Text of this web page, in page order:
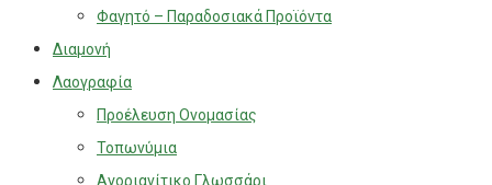
Φαγητό – Παραδοσιακά Προϊόντα
Διαμονή
Λαογραφία
Προέλευση Ονομασίας
Τοπωνύμια
Αγοριανίτικο Γλωσσάρι